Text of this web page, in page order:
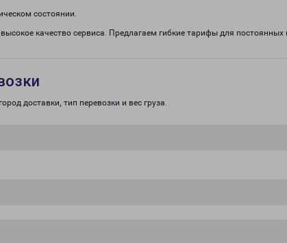
состоянии.
качество сервиса. Предлагаем гибкие тарифы для
доставки, тип перевозки и вес груза.